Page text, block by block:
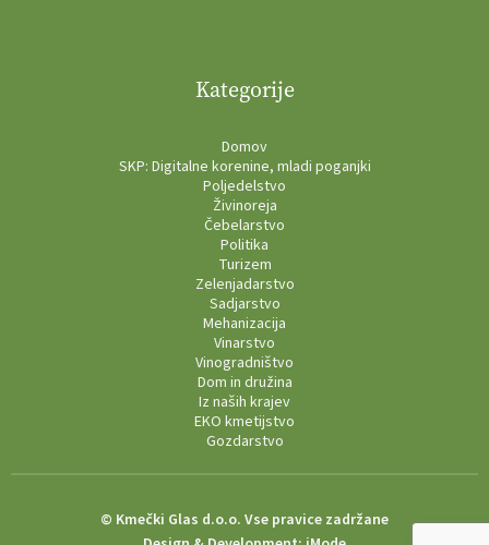
Kategorije
Domov
SKP: Digitalne korenine, mladi poganjki
Poljedelstvo
Živinoreja
Čebelarstvo
Politika
Turizem
Zelenjadarstvo
Sadjarstvo
Mehanizacija
Vinarstvo
Vinogradništvo
Dom in družina
Iz naših krajev
EKO kmetijstvo
Gozdarstvo
© Kmečki Glas d.o.o. Vse pravice zadržane